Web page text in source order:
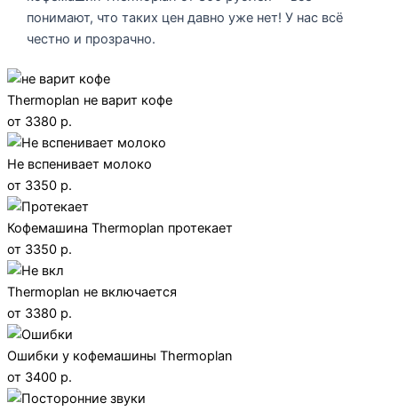
понимают, что таких цен давно уже нет! У нас всё
честно и прозрачно.
Thermoplan не варит кофе
от 3380 р.
Не вспенивает молоко
от 3350 р.
Кофемашина Thermoplan протекает
от 3350 р.
Thermoplan не включается
от 3380 р.
Ошибки у кофемашины Thermoplan
от 3400 р.